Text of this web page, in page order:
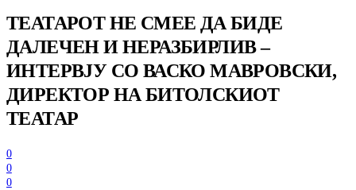
ТЕАТАРОТ НЕ СМЕЕ ДА БИДЕ
ДАЛЕЧЕН И НЕРАЗБИРЛИВ –
ИНТЕРВЈУ СО ВАСКО МАВРОВСКИ,
ДИРЕКТОР НА БИТОЛСКИОТ
ТЕАТАР
0
0
0